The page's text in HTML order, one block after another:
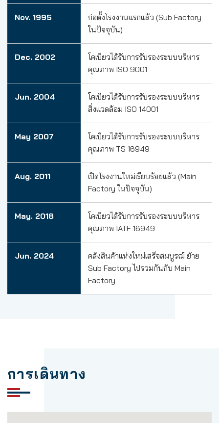
Nov. 1995
ก่อตั้งโรงงานแรกแล้ว (Sub Factory
ในปัจจุบัน)
Dec. 2002
โคเบียวได้รับการรับรองระบบบริหาร
คุณภาพ ISO 9001
Jun. 2004
โคเบียวได้รับการรับรองระบบบริหาร
สิ่งแวดล้อม ISO 14001
May 2007
โคเบียวได้รับการรับรองระบบบริหาร
คุณภาพ TS 16949
Aug. 2011
เปิดโรงงานใหม่เรียบร้อยแล้ว (Main
Factory ในปัจจุบัน)
May. 2018
โคเบียวได้รับการรับรองระบบบริหาร
คุณภาพ IATF 16949
Jun. 2024
คลังสินค้าแห่งใหม่เสร็จสมบูรฌ์ ย้าย
Sub Factory ไปรวมกันกับ Main
Factory
การเดินทาง